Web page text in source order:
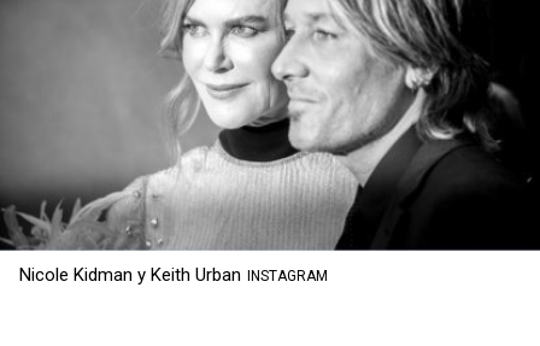
Nicole Kidman y Keith Urban INSTAGRAM